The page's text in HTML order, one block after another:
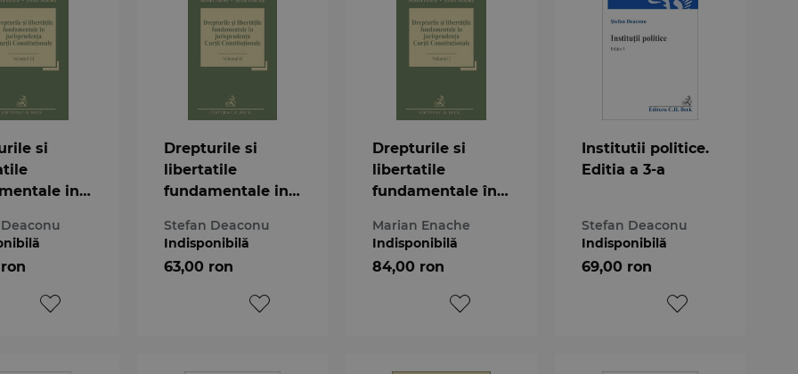
si
in
III
Drepturile si
libertatile
fundamentale in
Curtii
Constitutionale.
Volumul II
Stefan Deaconu
Indisponibilă
63,00 ron
Drepturile si
libertatile
fundamentale în
Curtii
Constitutionale.
Volumul I
Marian Enache
Indisponibilă
84,00 ron
Institutii politice.
Editia a 3-a
Stefan Deaconu
Indisponibilă
69,00 ron